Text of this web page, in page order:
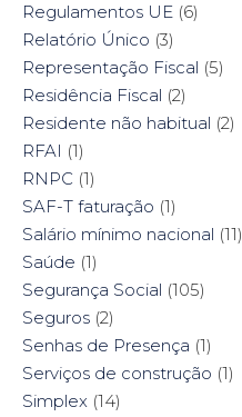
Regulamentos UE (6)
Relatório Único (3)
Representação Fiscal (5)
Residência Fiscal (2)
Residente não habitual (2)
RFAI (1)
RNPC (1)
SAF-T faturação (1)
Salário mínimo nacional (11)
Saúde (1)
Segurança Social (105)
Seguros (2)
Senhas de Presença (1)
Serviços de construção (1)
Simplex (14)